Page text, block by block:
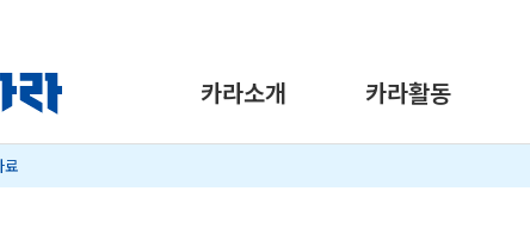
카라소개 카라활동
료